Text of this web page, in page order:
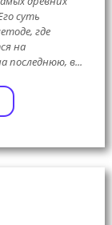
суть
где
на
последнюю, в...